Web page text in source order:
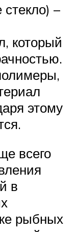
стекло) –
который
этому
всего
в
рыбных